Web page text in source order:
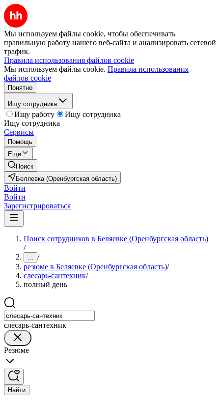
Мы используем файлы cookie, чтобы обеспечивать
правильную работу нашего веб-сайта и анализировать сетевой
трафик.
Правила использования файлов cookie
Мы используем файлы cookie. Правила использования
файлов cookie
Понятно
Ищу сотрудника
Ищу работу
Ищу сотрудника
Ищу сотрудника
Сервисы
Помощь
Ещё
Поиск
Беляевка (Оренбургская область)
Войти
Войти
Зарегистрироваться
Поиск сотрудников в Беляевке (Оренбургская область)
/
... /
резюме в Беляевке (Оренбургская область)/
слесарь-сантехник/
полный день
слесарь-сантехник
Резюме
Найти